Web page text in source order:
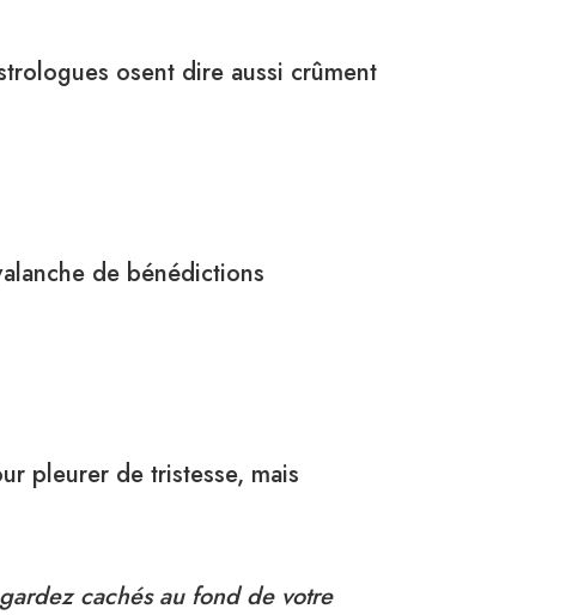
osent dire aussi crûment
de bénédictions
pleurer de tristesse, mais
cachés au fond de votre